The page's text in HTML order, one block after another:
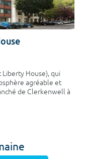
House), qui
agréable et
de Clerkenwell à